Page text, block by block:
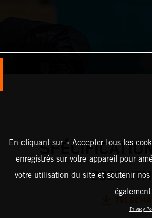
2023
En cliquant sur « Accepter tous les
enregistrés sur votre appareil pour
votre utilisation du site et soutenir
Privacy